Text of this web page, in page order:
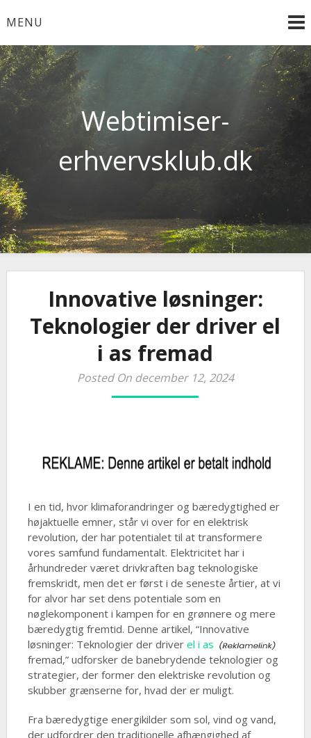
toMENU
Webtimiser-
erhvervsklub.dk
Innovative løsninger:
Teknologier der driver el
i as fremad
Posted On december 12, 2024
I en tid, hvor klimaforandringer og bæredygtighed er
højaktuelle emner, står vi over for en elektrisk
revolution, der har potentialet til at transformere
vores samfund fundamentalt. Elektricitet har i
århundreder været drivkraften bag teknologiske
fremskridt, men det er først i de seneste årtier, at vi
for alvor har set dens potentiale som en
nøglekomponent i kampen for en grønnere og mere
bæredygtig fremtid. Denne artikel, “Innovative
løsninger: Teknologier der driver el i as
fremad,” udforsker de banebrydende teknologier og
strategier, der former den elektriske revolution og
skubber grænserne for, hvad der er muligt.
Fra bæredygtige energikilder som sol, vind og vand,
der udfordrer den traditionelle afhængighed af